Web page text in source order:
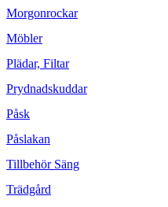
Morgonrockar
Möbler
Plädar, Filtar
Prydnadskuddar
Påsk
Påslakan
Tillbehör Säng
Trädgård